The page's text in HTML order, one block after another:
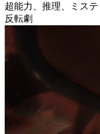
超能力、推理、ミス
反転劇